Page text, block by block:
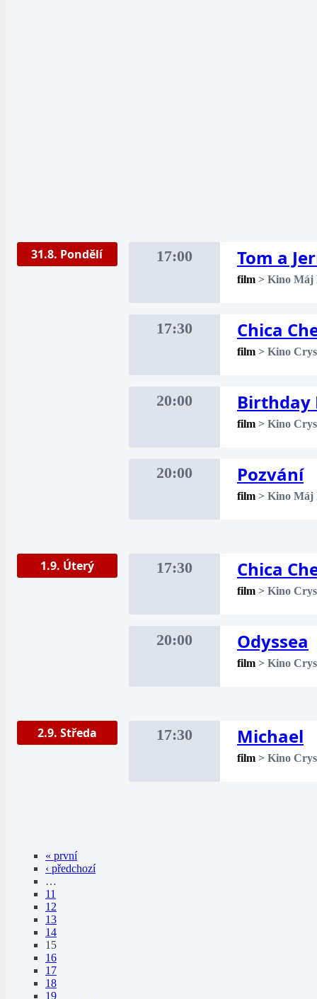
31.8. Pondělí 17:00 Tom a
film > Kino Máj
17:30 Chica
film > Kino
20:00 Birthday
film > Kino
20:00 Pozvání
film > Kino Máj
1.9. Úterý 17:30 Chica
film > Kino
20:00 Odyssea
film > Kino
2.9. Středa 17:30 Michael
film > Kino
« první
‹ předchozí
…
11
12
13
14
15
16
17
18
19